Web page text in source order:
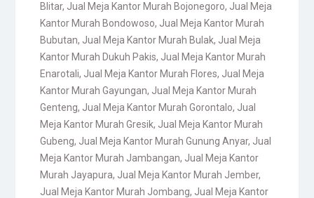
Blitar, Jual Meja Kantor Murah Bojonegoro, Jual Meja
Kantor Murah Bondowoso, Jual Meja Kantor Murah
Bubutan, Jual Meja Kantor Murah Bulak, Jual Meja
Kantor Murah Dukuh Pakis, Jual Meja Kantor Murah
Enarotali, Jual Meja Kantor Murah Flores, Jual Meja
Kantor Murah Gayungan, Jual Meja Kantor Murah
Genteng, Jual Meja Kantor Murah Gorontalo, Jual
Meja Kantor Murah Gresik, Jual Meja Kantor Murah
Gubeng, Jual Meja Kantor Murah Gunung Anyar, Jual
Meja Kantor Murah Jambangan, Jual Meja Kantor
Murah Jayapura, Jual Meja Kantor Murah Jember,
Jual Meja Kantor Murah Jombang, Jual Meja Kantor